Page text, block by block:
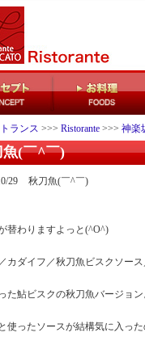
ランス >>> Ristorante >>> 神楽
魚(￣^￣)
29 秋刀魚(￣^￣)
替わりますよっと(^O^)
カダイフ／秋刀魚ビスクソー
た鮎ビスクの秋刀魚バージョン
使ったソースが結構気に入っ